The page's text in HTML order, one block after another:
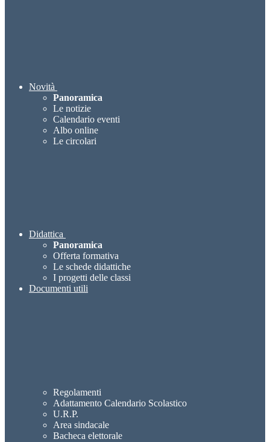
Novità
Panoramica
Le notizie
Calendario eventi
Albo online
Le circolari
Didattica
Panoramica
Offerta formativa
Le schede didattiche
I progetti delle classi
Documenti utili
Regolamenti
Adattamento Calendario Scolastico
U.R.P.
Area sindacale
Bacheca elettorale